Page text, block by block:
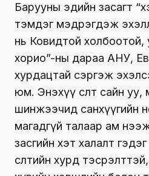
Барууны эдийн засагт
тэмдэг мэдрэгдэж
нь Ковидтой холбоотой,
хорио”-ны дараа АНУ,
хурдацтай сэргэж
юм. Энэхүү өсөлт сайн
шинжээчид санхүүгийн
магадгүй талаар ам
засгийн хэт халалт
өсөлтийн хурд